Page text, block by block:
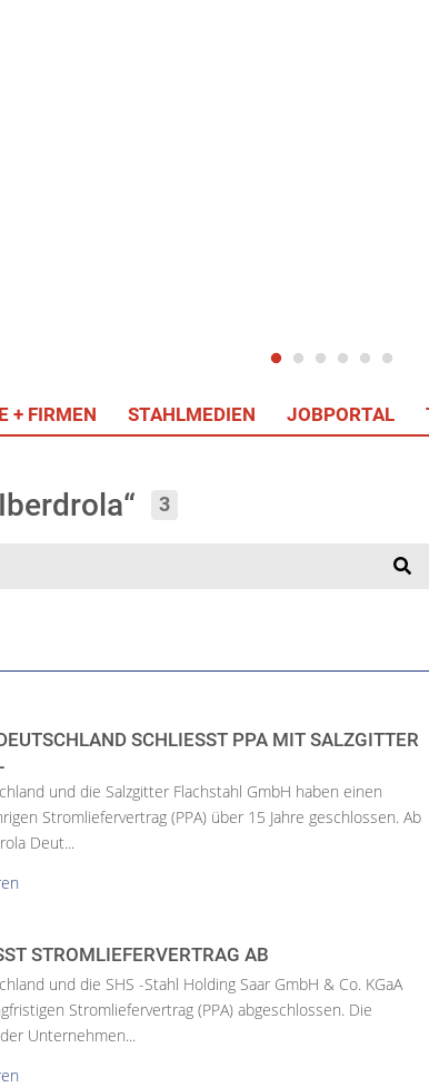
+ FIRMEN STAHLMEDIEN JOBPORTAL
3
SCHLIESST PPA MIT SALZGITTER F
und die Salzgitter Flachstahl GmbH haben einen
Stromliefervertrag (PPA) über 15 Jahre geschlossen. Ab
Deut...
STROMLIEFERVERTRAG AB
und die SHS -Stahl Holding Saar GmbH & Co. KGaA
Stromliefervertrag (PPA) abgeschlossen. Die
Unternehmen...